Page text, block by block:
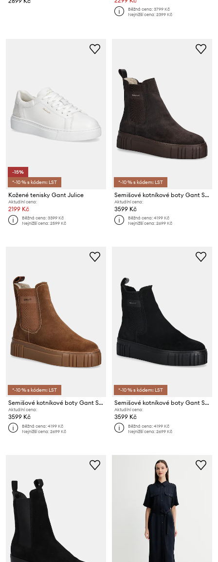
Běžná cena:3799 Kč
Nejnižší cena:2399 Kč
-15%
*-10 % s kódem: LST
Kožené tenisky Gant Julice
Aktuální cena:
2199 Kč
Běžná cena:3399 Kč
Nejnižší cena:2599 Kč
*-10 % s kódem: LST
Semišové kotníkové boty Gant Snowmont
Aktuální cena:
3599 Kč
Běžná cena:4199 Kč
Nejnižší cena:2699 Kč
*-10 % s kódem: LST
Semišové kotníkové boty Gant Snowmont
Aktuální cena:
3599 Kč
Běžná cena:4199 Kč
Nejnižší cena:2699 Kč
*-10 % s kódem: LST
Semišové kotníkové boty Gant Snowmont
Aktuální cena:
3599 Kč
Běžná cena:4199 Kč
Nejnižší cena:2699 Kč